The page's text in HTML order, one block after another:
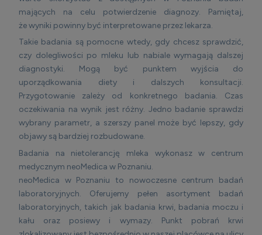
mających na celu potwierdzenie diagnozy. Pamiętaj,
że wyniki powinny być interpretowane przez lekarza.
Takie badania są pomocne wtedy, gdy chcesz sprawdzić,
czy dolegliwości po mleku lub nabiale wymagają dalszej
diagnostyki. Mogą być punktem wyjścia do
uporządkowania diety i dalszych konsultacji.
Przygotowanie zależy od konkretnego badania. Czas
oczekiwania na wynik jest różny. Jedno badanie sprawdzi
wybrany parametr, a szerszy panel może być lepszy, gdy
objawy są bardziej rozbudowane.
Badania na nietolerancję mleka wykonasz w centrum
medycznym neoMedica w Poznaniu.
neoMedica w Poznaniu to nowoczesne centrum badań
laboratoryjnych. Oferujemy pełen asortyment badań
laboratoryjnych, takich jak badania krwi, badania moczu i
kału oraz posiewy i wymazy. Punkt pobrań krwi